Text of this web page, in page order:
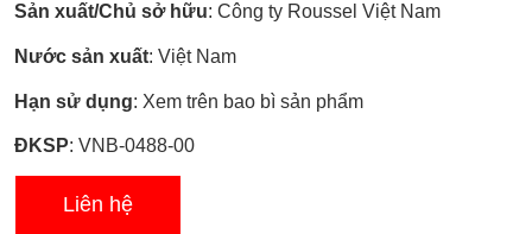
Sản xuất/Chủ sở hữu: Công ty Roussel Việt Nam
Nước sản xuất: Việt Nam
Hạn sử dụng: Xem trên bao bì sản phẩm
ĐKSP: VNB-0488-00
Liên hệ